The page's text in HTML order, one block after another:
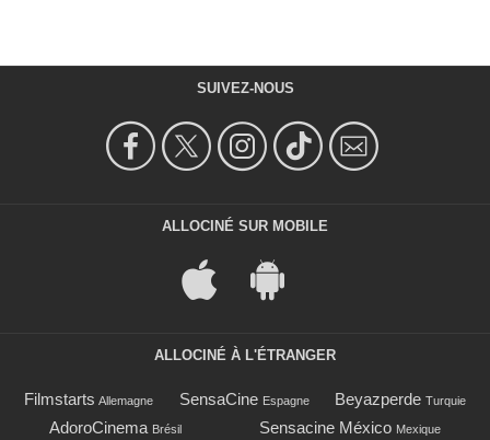
SUIVEZ-NOUS
ALLOCINÉ SUR MOBILE
ALLOCINÉ À L'ÉTRANGER
Filmstarts Allemagne SensaCine Espagne Beyazperde Turquie
AdoroCinema Brésil Sensacine México Mexique